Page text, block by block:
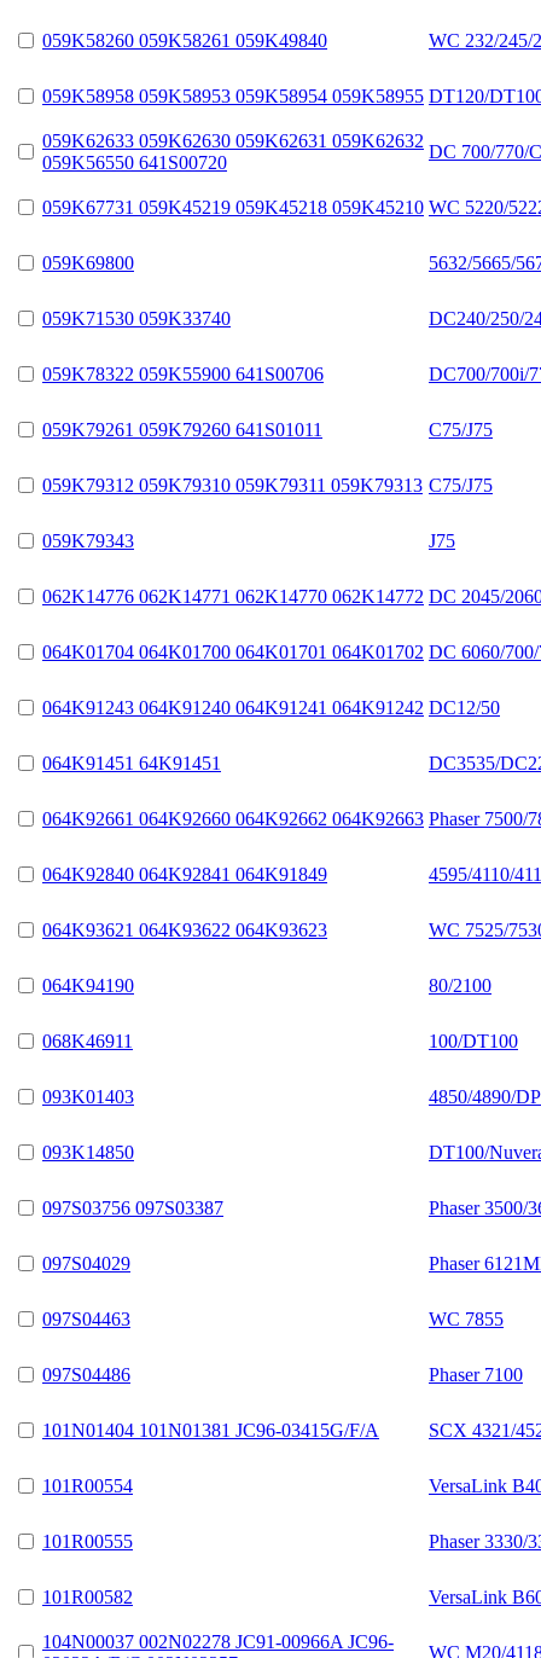
059K58260 059K58261 059K49840 WC 232/245/
059K58958 059K58953 059K58954 059K58955 DT120/
059K62633 059K62630 059K62631 059K62632
059K56550 641S00720
DC 700/770/
059K67731 059K45219 059K45218 059K45210 WC 5220/
059K69800 5632/5665/
059K71530 059K33740 DC240/250/
059K78322 059K55900 641S00706 DC700/700i/
059K79261 059K79260 641S01011 C75/J75
059K79312 059K79310 059K79311 059K79313 C75/J75
059K79343 J75
062K14776 062K14771 062K14770 062K14772 DC 2045/
064K01704 064K01700 064K01701 064K01702 DC 6060/
064K91243 064K91240 064K91241 064K91242 DC12/50
064K91451 64K91451 DC3535/
064K92661 064K92660 064K92662 064K92663 Phaser 7500/
064K92840 064K92841 064K91849 4595/4110/
064K93621 064K93622 064K93623 WC 7525/
064K94190 80/2100
068K46911 100/DT100
093K01403 4850/4890/
093K14850 DT100/
097S03756 097S03387 Phaser 3500/
097S04029 Phaser
097S04463 WC 7855
097S04486 Phaser 7100
101N01404 101N01381 JC96-03415G/F/A SCX 4321/
101R00554 VersaLink
101R00555 Phaser 3330/
101R00582 VersaLink
104N00037 002N02278 JC91-00966A JC96-
WC M20/